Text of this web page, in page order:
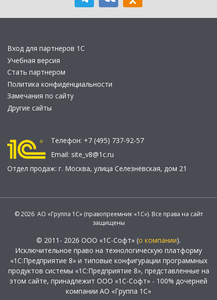
Вход для партнеров 1С
Учебная версия
Стать партнером
Политика конфиденциальности
Замечания по сайту
Другие сайты
Телефон: +7 (495) 737-92-57
Email: site_v8@1c.ru
Отдел продаж: г. Москва, улица Селезнёвская, дом 21
© 2026 АО «Группа 1С» (правопреемник «1С»). Все права на сайт
защищены
© 2011- 2026 ООО «1С-Софт» (о компании).
Исключительное право на технологическую платформу
«1С:Предприятие 8» и типовые конфигурации программных
продуктов системы «1С:Предприятие 8», представленные на
этом сайте, принадлежит ООО «1С-Софт» - 100% дочерней
компании АО «Группа 1С»